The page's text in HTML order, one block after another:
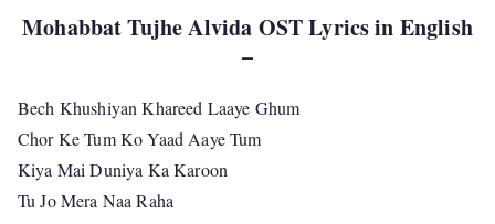
Mohabbat Tujhe Alvida OST Lyrics in English
–
Bech Khushiyan Khareed Laaye Ghum
Chor Ke Tum Ko Yaad Aaye Tum
Kiya Mai Duniya Ka Karoon
Tu Jo Mera Naa Raha